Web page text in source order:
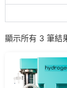
顯示所有 3 筆結